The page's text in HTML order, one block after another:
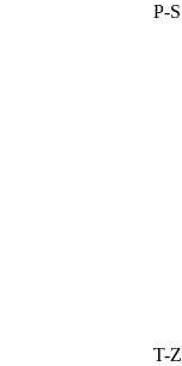
P-S
T-Z